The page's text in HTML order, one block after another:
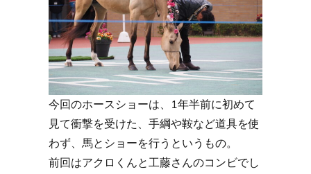
今回のホースショーは、1年半前に初めて
見て衝撃を受けた、手綱や鞍など道具を使
わず、馬とショーを行うというもの。
前回はアクロくんと工藤さんのコンビでし